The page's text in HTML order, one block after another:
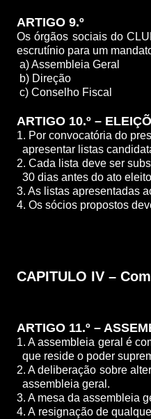
ARTIGO 9.º
Os órgãos sociais do
escrutínio para um
a) Assembleia Geral
b) Direção
c) Conselho Fiscal
ARTIGO 10.º –
1. Por convocatória do
apresentar listas
2. Cada lista deve ser
30 dias antes do ato
3. As listas apresentadas
4. Os sócios propostos
CAPITULO IV –
ARTIGO 11.º –
1. A assembleia geral é
que reside o poder
2. A deliberação sobre
assembleia geral.
3. A mesa da assembleia
4. A resignação de